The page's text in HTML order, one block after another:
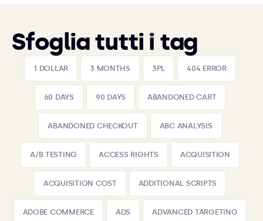
Sfoglia tutti i tag
1 DOLLAR 3 MONTHS 3PL 404 ERROR
60 DAYS 90 DAYS ABANDONED CART
ABANDONED CHECKOUT ABC ANALYSIS
A/B TESTING ACCESS RIGHTS ACQUISITION
ACQUISITION COST ADDITIONAL SCRIPTS
ADOBE COMMERCE ADS ADVANCED TARGETING